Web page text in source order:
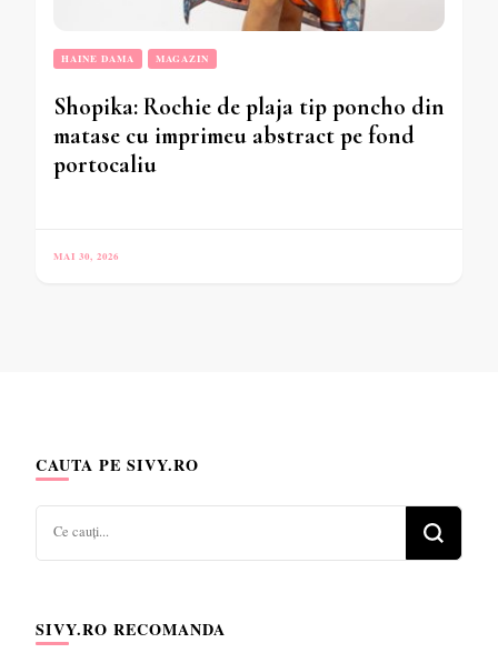
HAINE DAMA MAGAZIN
Shopika: Rochie de plaja tip poncho din
matase cu imprimeu abstract pe fond
portocaliu
MAI 30, 2026
CAUTA PE SIVY.RO
SIVY.RO RECOMANDA